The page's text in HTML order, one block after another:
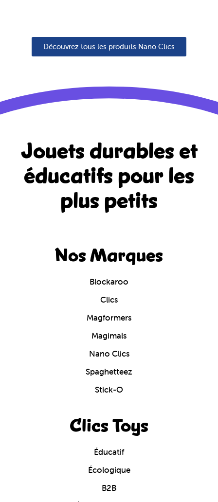
Découvrez tous les produits Nano Clics
Jouets durables et
éducatifs pour les
plus petits
Nos Marques
Blockaroo
Clics
Magformers
Magimals
Nano Clics
Spaghetteez
Stick-O
Clics Toys
Éducatif
Écologique
B2B